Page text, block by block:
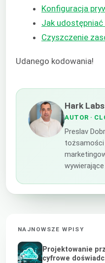
Konfiguracja
Jak
Czyszczenie
Udanego kodowania!
Hark Labs
AUTOR ·
Preslav
tożsamości
NAJNOWSZE WPISY
Projektowanie
cyfrowe